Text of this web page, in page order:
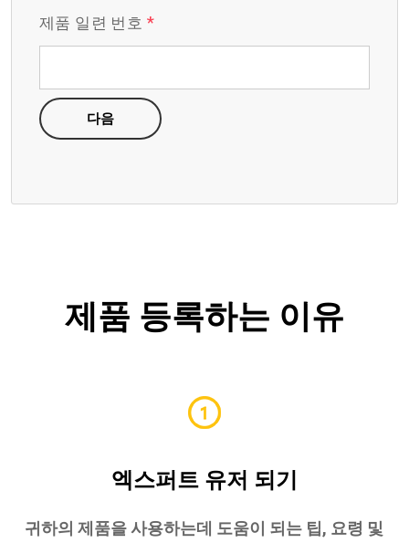
제품 일련 번호 *
다음
제품 등록하는 이유
엑스퍼트 유저 되기
귀하의 제품을 사용하는데 도움이 되는 팁, 요령 및